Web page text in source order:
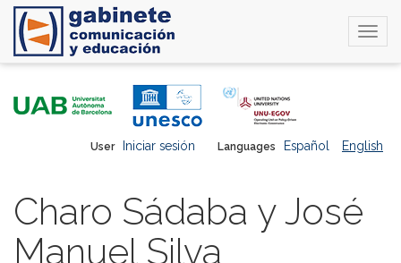
Languages Español English
User Iniciar sesión
Charo Sádaba y José
Manuel Silva